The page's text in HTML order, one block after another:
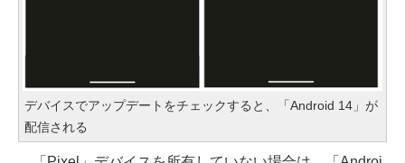
デバイスでアップデートをチェックすると、「Android 14」が
配信される